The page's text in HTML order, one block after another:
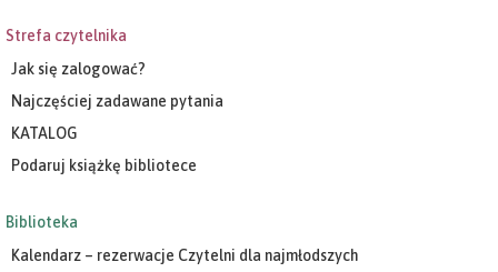
Strefa czytelnika
Jak się zalogować?
Najczęściej zadawane pytania
KATALOG
Podaruj książkę bibliotece
Biblioteka
Kalendarz – rezerwacje Czytelni dla najmłodszych